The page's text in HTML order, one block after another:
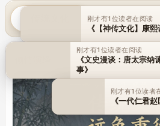
历史人物
刚才有1位读者在阅读
《【神传文化】康熙
刚才有1位读者在阅读
《文史漫谈：唐太宗纳
事》
刚才有1位读者
《一代仁君赵